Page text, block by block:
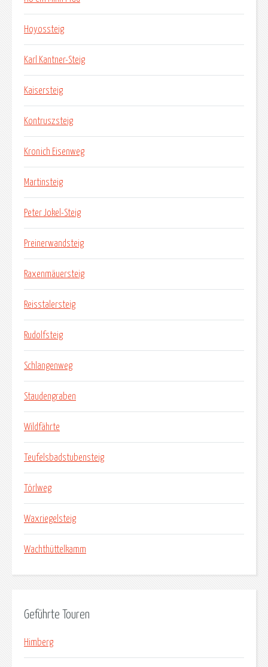
Hoyossteig
Karl Kantner-Steig
Kaisersteig
Kontruszsteig
Kronich Eisenweg
Martinsteig
Peter Jokel-Steig
Preinerwandsteig
Raxenmäuersteig
Reisstalersteig
Rudolfsteig
Schlangenweg
Staudengraben
Wildfährte
Teufelsbadstubensteig
Törlweg
Waxriegelsteig
Wachthüttelkamm
Geführte Touren
Himberg